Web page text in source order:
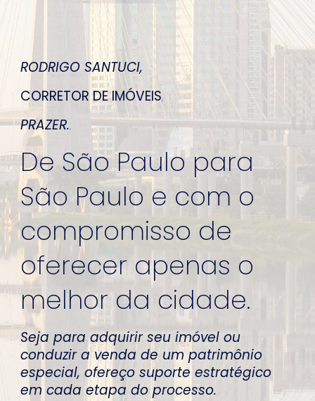
RODRIGO SANTUCI,
CORRETOR DE IMÓVEIS,
PRAZER..
De São Paulo para
São Paulo e com o
compromisso de
oferecer apenas o
melhor da cidade.
Seja para adquirir seu imóvel ou
conduzir a venda de um patrimônio
especial, ofereço suporte estratégico
em cada etapa do processo.